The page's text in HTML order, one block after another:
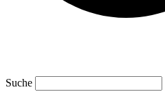
Suche